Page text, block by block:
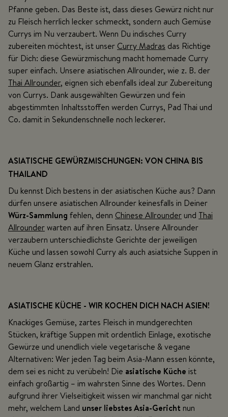
Pfanne geben. Das Beste ist, dass dieses Gewürz nicht nur
zu Fleisch herrlich lecker schmeckt, sondern auch Gemüse
Currys im Nu verzaubert. Wenn Du indisches Curry
zubereiten möchtest, ist unser Curry Madras das Richtige
für Dich: diese Gewürzmischung macht homemade Curry
super einfach. Unsere asiatischen Allrounder, wie z. B. der
Thai Allrounder, eignen sich ebenfalls ideal zur Zubereitung
von Currys. Dank ausgewählten Gewürzen und fein
abgestimmten Inhaltsstoffen werden Currys, Pad Thai und
Co. damit in Sekundenschnelle noch leckerer.
ASIATISCHE GEWÜRZMISCHUNGEN: VON CHINA BIS
THAILAND
Du kennst Dich bestens in der asiatischen Küche aus? Dann
dürfen unsere asiatischen Allrounder keinesfalls in Deiner
Würz-Sammlung fehlen, denn Chinese Allrounder und Thai
Allrounderwarten auf ihren Einsatz. Unsere Allrounder
verzaubern unterschiedlichste Gerichte der jeweiligen
Küche und lassen sowohl Curry als auch asiatsiche Suppen in
neuem Glanz erstrahlen.
ASIATISCHE KÜCHE - WIR KOCHEN DICH NACH ASIEN!
Knackiges Gemüse, zartes Fleisch in mundgerechten
Stücken, kräftige Suppen mit ordentlich Einlage, exotische
Gewürze und unendlich viele vegetarische & vegane
Alternativen: Wer jeden Tag beim Asia-Mann essen könnte,
dem sei es nicht zu verübeln! Die asiatische Küche ist
einfach großartig – im wahrsten Sinne des Wortes. Denn
aufgrund ihrer Vielseitigkeit wissen wir manchmal gar nicht
mehr, welchem Land unser liebstes Asia-Gericht nun